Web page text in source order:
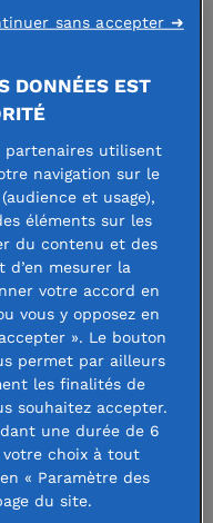
MARIE-
de vue
physique,
DONNÉES EST
partenaires utilisent
navigation sur le
et usage),
éléments sur les
du contenu et des
d’en mesurer la
votre accord en
vous y opposez en
». Le bouton
permet par ailleurs
les finalités de
souhaitez accepter.
une durée de 6
votre choix à tout
« Paramètre des
du site.
sans accepter ➜